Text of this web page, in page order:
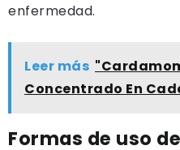
enfermedad.
Leer más
Concentrado En
Formas de uso